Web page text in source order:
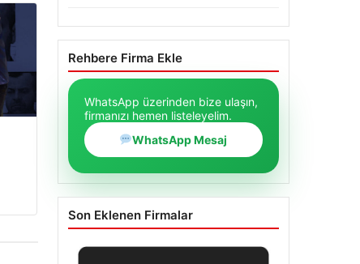
Rehbere Firma Ekle
WhatsApp üzerinden bize ulaşın,
firmanızı hemen listeleyelim.
WhatsApp Mesaj
Son Eklenen Firmalar